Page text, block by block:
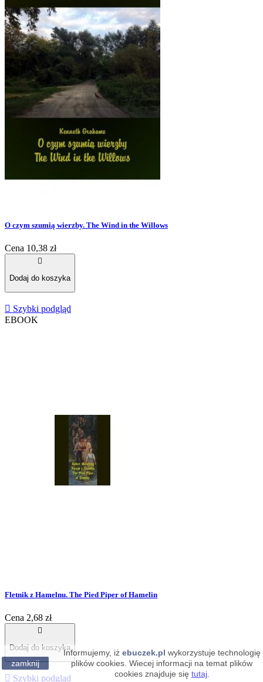
O czym szumią wierzby. The Wind in the Willows
Cena 10,38 zł

Dodaj do koszyka
 Szybki podgląd
EBOOK
Fletnik z Hamelnu. The Pied Piper of Hamelin
Cena 2,68 zł

Dodaj do koszyka
 Szybki podgląd
zamknij
Informujemy, iż ebuczek.pl wykorzystuje technologię
plików cookies. Wiecej informacji na temat plików
cookies znajduje się tutaj.